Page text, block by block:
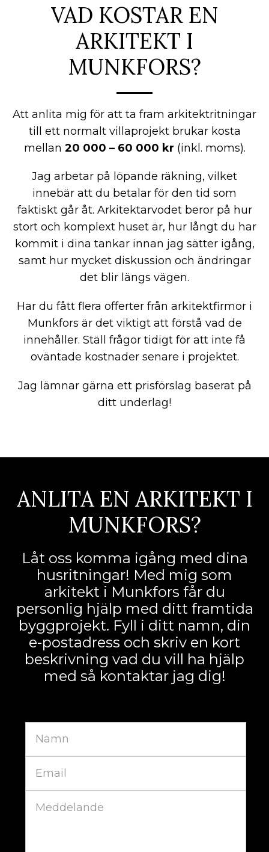
VAD KOSTAR EN
ARKITEKT I
MUNKFORS?
Att anlita mig för att ta fram arkitektritningar
till ett normalt villaprojekt brukar kosta
mellan 20 000 – 60 000 kr (inkl. moms).
Jag arbetar på löpande räkning, vilket
innebär att du betalar för den tid som
faktiskt går åt. Arkitektarvodet beror på hur
stort och komplext huset är, hur långt du har
kommit i dina tankar innan jag sätter igång,
samt hur mycket diskussion och ändringar
det blir längs vägen.
Har du fått flera offerter från arkitektfirmor i
Munkfors är det viktigt att förstå vad de
innehåller. Ställ frågor tidigt för att inte få
oväntade kostnader senare i projektet.
Jag lämnar gärna ett prisförslag baserat på
ditt underlag!
ANLITA EN ARKITEKT I
MUNKFORS?
Låt oss komma igång med dina
husritningar! Med mig som
arkitekt i Munkfors får du
personlig hjälp med ditt framtida
byggprojekt. Fyll i ditt namn, din
e-postadress och skriv en kort
beskrivning vad du vill ha hjälp
med så kontaktar jag dig!